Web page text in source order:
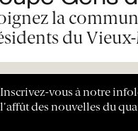
la
du
Inscrivez-vous à notre
l'affût des nouvelles du